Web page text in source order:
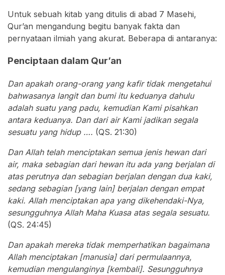
Untuk sebuah kitab yang ditulis di abad 7 Masehi,
Qur’an mengandung begitu banyak fakta dan
pernyataan ilmiah yang akurat. Beberapa di antaranya:
Penciptaan dalam Qur’an
Dan apakah orang-orang yang kafir tidak mengetahui
bahwasanya langit dan bumi itu keduanya dahulu
adalah suatu yang padu, kemudian Kami pisahkan
antara keduanya. Dan dari air Kami jadikan segala
sesuatu yang hidup …. (QS. 21:30)
Dan Allah telah menciptakan semua jenis hewan dari
air, maka sebagian dari hewan itu ada yang berjalan di
atas perutnya dan sebagian berjalan dengan dua kaki,
sedang sebagian [yang lain] berjalan dengan empat
kaki. Allah menciptakan apa yang dikehendaki-Nya,
sesungguhnya Allah Maha Kuasa atas segala sesuatu.
(QS. 24:45)
Dan apakah mereka tidak memperhatikan bagaimana
Allah menciptakan [manusia] dari permulaannya,
kemudian mengulanginya [kembali]. Sesungguhnya